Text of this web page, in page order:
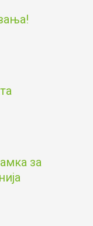
за